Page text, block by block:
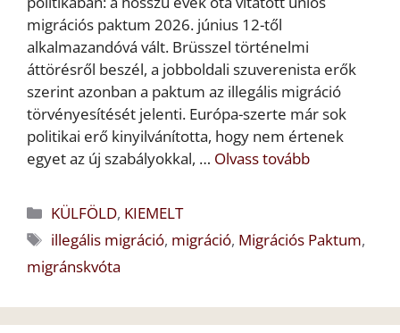
migrációs paktum 2026. június 12-től
alkalmazandóvá vált. Brüsszel történelmi
áttörésről beszél, a jobboldali szuverenista erők
szerint azonban a paktum az illegális migráció
törvényesítését jelenti. Európa-szerte már sok
politikai erő kinyilvánította, hogy nem értenek
egyet az új szabályokkal, … Olvass tovább
Kategória
KÜLFÖLD, KIEMELT
Címkék
illegális migráció, migráció, Migrációs Paktum,
migránskvóta